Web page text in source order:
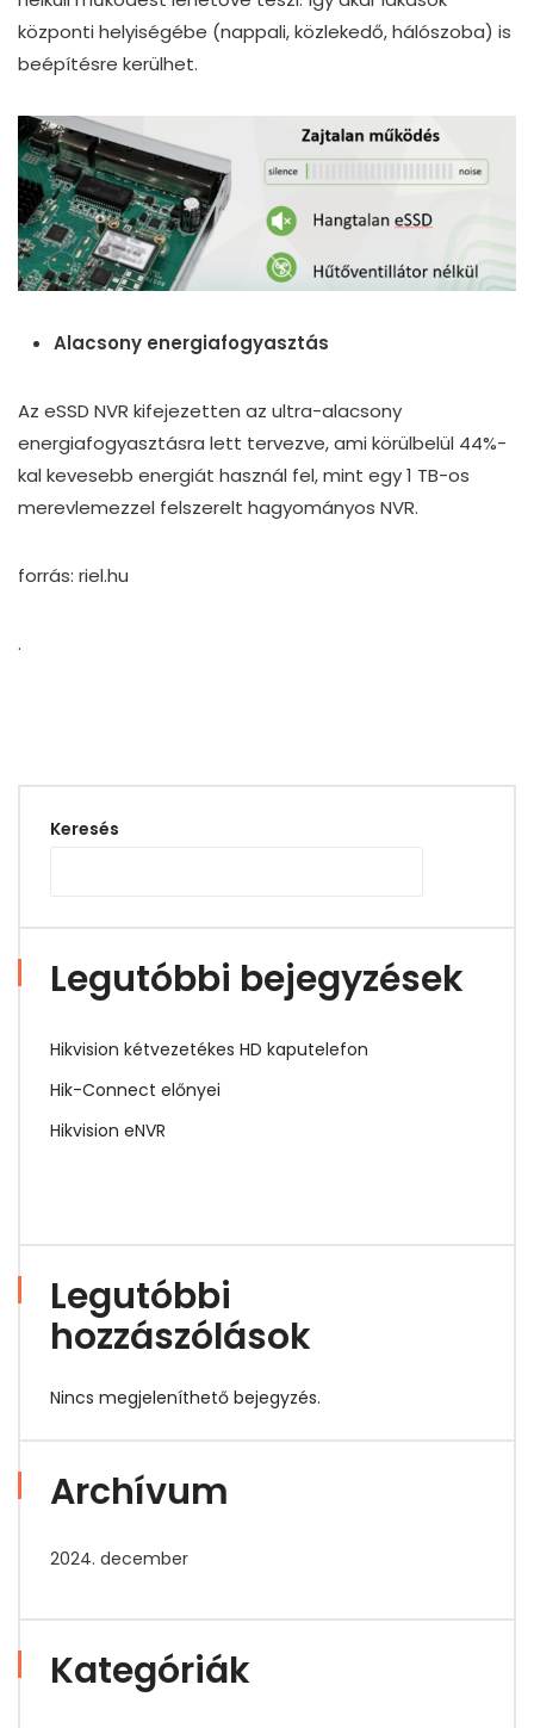
központi helyiségébe (nappali, közlekedő, hálószoba) is
beépítésre kerülhet.
Alacsony energiafogyasztás
Az eSSD NVR kifejezetten az ultra-alacsony
energiafogyasztásra lett tervezve, ami körülbelül 44%-
kal kevesebb energiát használ fel, mint egy 1 TB-os
merevlemezzel felszerelt hagyományos NVR.
forrás: riel.hu
.
Keresés
Legutóbbi bejegyzések
Hikvision kétvezetékes HD kaputelefon
Hik-Connect előnyei
Hikvision eNVR
Legutóbbi
hozzászólások
Nincs megjeleníthető bejegyzés.
Archívum
2024. december
Kategóriák